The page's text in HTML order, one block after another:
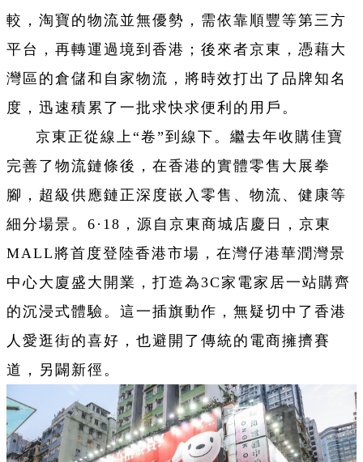
較，淘寶的物流並無優勢，需依靠順豐等第三方
平台，再轉運過境到香港；後來者京東，憑藉大
灣區的倉儲和自家物流，將時效打出了品牌知名
度，迅速積累了一批求快求便利的用戶。
京東正從線上“卷”到線下。繼去年收購佳寶
完善了物流鏈條後，在香港的實體零售大展拳
腳，超級供應鏈正深度嵌入零售、物流、健康等
細分場景。6·18，源自京東商城店慶日，京東
MALL將首度登陸香港市場，在灣仔港華潤灣景
中心大廈盛大開業，打造為3C家電家居一站購齊
的沉浸式體驗。這一插旗動作，無疑切中了香港
人愛逛街的喜好，也避開了傳統的電商擁擠賽
道，另闢新徑。